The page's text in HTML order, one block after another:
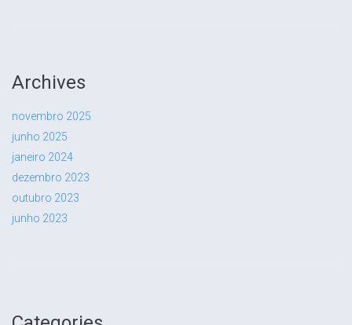
Archives
novembro 2025
junho 2025
janeiro 2024
dezembro 2023
outubro 2023
junho 2023